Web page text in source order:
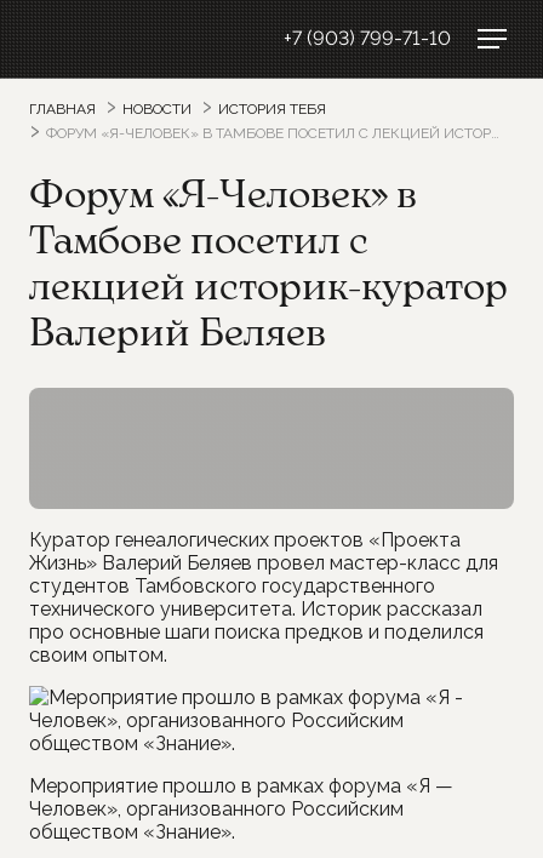
+7 (903) 799-71-10
ГЛАВНАЯ НОВОСТИ
ИСТОРИЯ ТЕБЯ
ФОРУМ «Я-ЧЕЛОВЕК» В ТАМБОВЕ ПОСЕТИЛ С ЛЕКЦИЕЙ ИСТОРИК-КУРАТОР ВАЛЕРИЙ БЕЛЯЕВ
Форум «Я-Человек» в
Тамбове посетил с
лекцией историк-куратор
Валерий Беляев
Куратор генеалогических проектов «Проекта
Жизнь» Валерий Беляев провел мастер-класс для
студентов Тамбовского государственного
технического университета. Историк рассказал
про основные шаги поиска предков и поделился
своим опытом.
Мероприятие прошло в рамках форума «Я —
Человек», организованного Российским
обществом «Знание».